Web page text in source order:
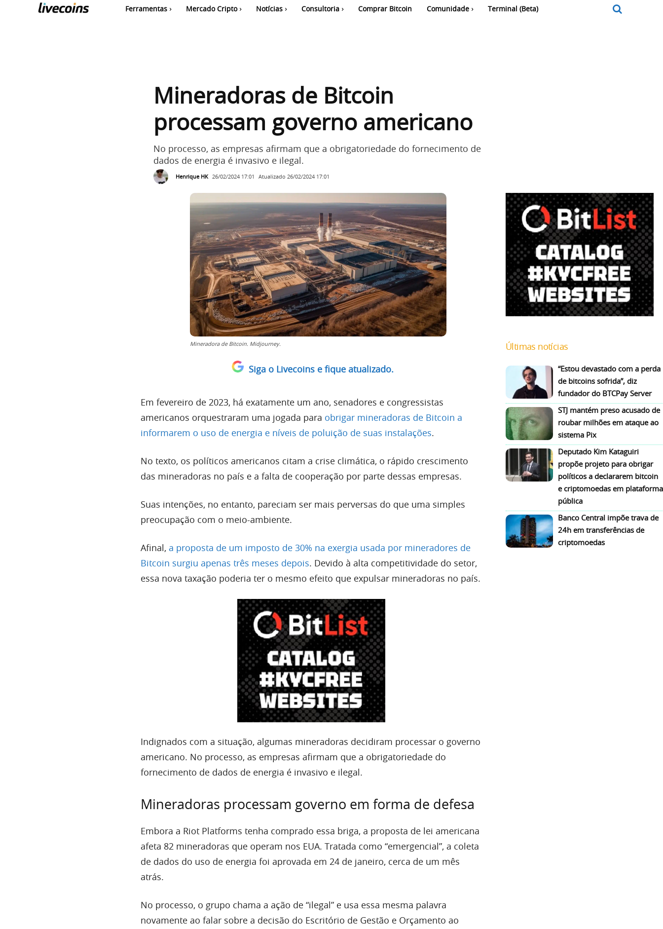
Ferramentas Mercado Cripto Notícias Consultoria Comprar Bitcoin Comunidade Terminal (Beta)
Mineradoras de Bitcoin
processam governo americano
No processo, as empresas afirmam que a obrigatoriedade do fornecimento de
dados de energia é invasivo e ilegal.
Henrique HK 26/02/2024 17:01 Atualizado 26/02/2024 17:01
Mineradora de Bitcoin. Midjourney.
Siga o Livecoins e fique atualizado.
Em fevereiro de 2023, há exatamente um ano, senadores e congressistas
americanos orquestraram uma jogada para obrigar mineradoras de Bitcoin a
informarem o uso de energia e níveis de poluição de suas instalações.
No texto, os políticos americanos citam a crise climática, o rápido crescimento
das mineradoras no país e a falta de cooperação por parte dessas empresas.
Suas intenções, no entanto, pareciam ser mais perversas do que uma simples
preocupação com o meio-ambiente.
Afinal, a proposta de um imposto de 30% na exergia usada por mineradores de
Bitcoin surgiu apenas três meses depois. Devido à alta competitividade do setor,
essa nova taxação poderia ter o mesmo efeito que expulsar mineradoras no país.
Indignados com a situação, algumas mineradoras decidiram processar o governo
americano. No processo, as empresas afirmam que a obrigatoriedade do
fornecimento de dados de energia é invasivo e ilegal.
Mineradoras processam governo em forma de defesa
Embora a Riot Platforms tenha comprado essa briga, a proposta de lei americana
afeta 82 mineradoras que operam nos EUA. Tratada como “emergencial”, a coleta
de dados do uso de energia foi aprovada em 24 de janeiro, cerca de um mês
atrás.
No processo, o grupo chama a ação de “ilegal” e usa essa mesma palavra
novamente ao falar sobre a decisão do Escritório de Gestão e Orçamento ao
Últimas notícias
“Estou devastado com a perda
de bitcoins sofrida”, diz
fundador do BTCPay Server
STJ mantém preso acusado de
roubar milhões em ataque ao
sistema Pix
Deputado Kim Kataguiri
propõe projeto para obrigar
políticos a declararem bitcoin
e criptomoedas em plataforma
pública
Banco Central impõe trava de
24h em transferências de
criptomoedas